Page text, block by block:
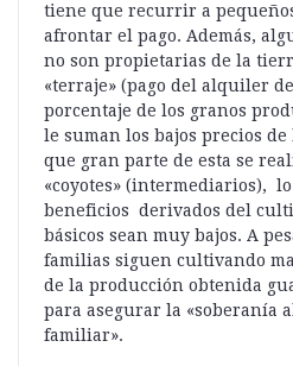
tiene que recurrir a
afrontar el pago. Además,
no son propietarias de la
«terraje» (pago del alquiler
porcentaje de los granos
le suman los bajos precios
que gran parte de esta se
«coyotes» (intermediarios),
beneficios derivados del
básicos sean muy bajos. A
familias siguen cultivando
de la producción obtenida
para asegurar la «soberanía
familiar».